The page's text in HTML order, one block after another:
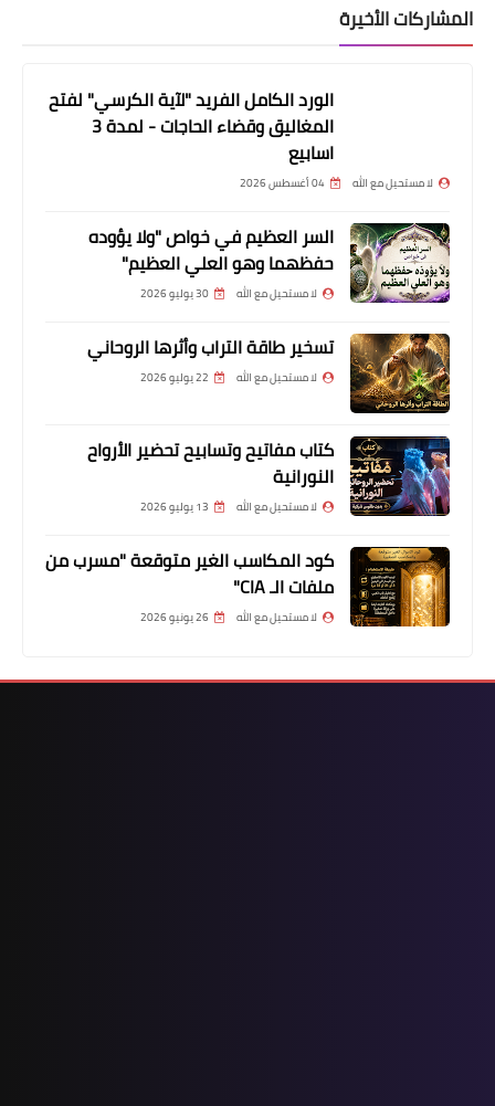
المشاركات الأخيرة
الورد الكامل الفريد "لآية الكرسي" لفتح
المغاليق وقضاء الحاجات - لمدة 3
اسابيع
لا مستحيل مع الله 04 أغسطس 2026
السر العظيم في خواص "ولا يؤوده
حفظهما وهو العلي العظيم"
لا مستحيل مع الله 30 يوليو 2026
تسخير طاقة التراب وأثرها الروحاني
لا مستحيل مع الله 22 يوليو 2026
كتاب مفاتيح وتسابيح تحضير الأرواح
النورانية
لا مستحيل مع الله 13 يوليو 2026
كود المكاسب الغير متوقعة "مسرب من
ملفات الـ CIA"
لا مستحيل مع الله 26 يونيو 2026